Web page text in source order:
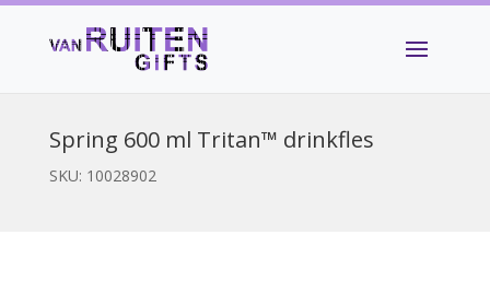
Spring 600 ml Tritan™ drinkfles
SKU: 10028902